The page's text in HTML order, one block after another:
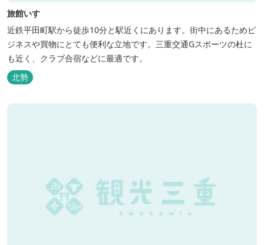
旅館いすゞ
近鉄平田町駅から徒歩10分と駅近くにあります。街中にあるためビ
ジネスや買物にとても便利な立地です。三重交通Gスポーツの杜に
も近く、クラブ合宿などに最適です。
北勢